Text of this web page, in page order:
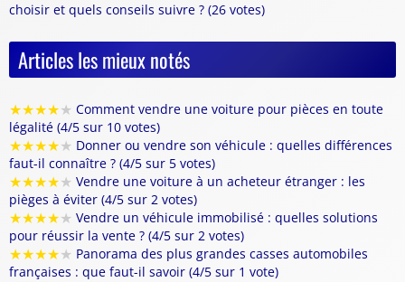
choisir et quels conseils suivre ? (26 votes)
Articles les mieux notés
★★★★★ Comment vendre une voiture pour pièces en toute
légalité (4/5 sur 10 votes)
★★★★★ Donner ou vendre son véhicule : quelles différences
faut-il connaître ? (4/5 sur 5 votes)
★★★★★ Vendre une voiture à un acheteur étranger : les
pièges à éviter (4/5 sur 2 votes)
★★★★★ Vendre un véhicule immobilisé : quelles solutions
pour réussir la vente ? (4/5 sur 2 votes)
★★★★★ Panorama des plus grandes casses automobiles
françaises : que faut-il savoir (4/5 sur 1 vote)